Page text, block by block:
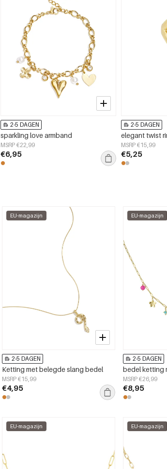
2-5 DAGEN
sparkling love armband
MSRP €22,99
€6,95
2-5 DAGEN
elegant twist
MSRP €15,99
€5,25
EU-magazijn
2-5 DAGEN
Ketting met belegde slang bedel
MSRP €15,99
€4,95
EU-magazijn
2-5 DAGEN
bedel ketting
MSRP €26,99
€8,95
EU-magazijn EU-magazijn